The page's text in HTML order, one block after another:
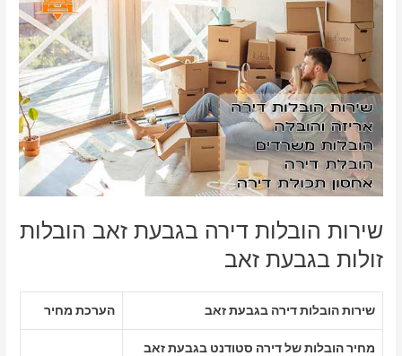
שירות הובלות דירה בגבעת זאב הובלות
זולות בגבעת זאב
שירות הובלות דירה בגבעת זאב הערכת מחיר
מחיר הובלות של דירה סטודנט בגבעת זאב